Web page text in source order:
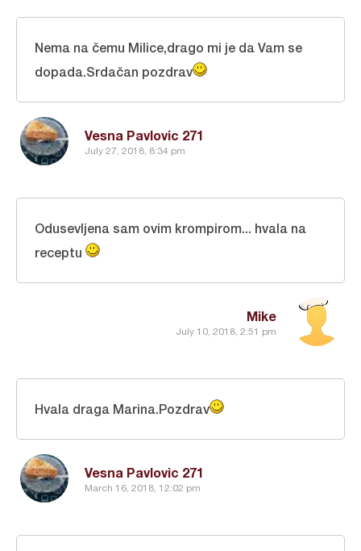
Vesna Pavlovic 271
July 27, 2018, 8:34 pm
Nema na čemu Milice,drago mi je da Vam se
dopada.Srdačan pozdrav
Mike
July 10, 2018, 2:51 pm
Odusevljena sam ovim krompirom... hvala na
receptu
Vesna Pavlovic 271
March 16, 2018, 12:02 pm
Hvala draga Marina.Pozdrav